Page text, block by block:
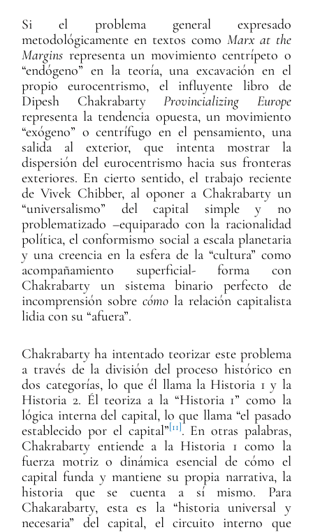
Si el problema general expresado
metodológicamente en textos como Marx at the
Margins representa un movimiento centrípeto o
“endógeno” en la teoría, una excavación en el
propio eurocentrismo, el influyente libro de
Dipesh ChakrabartyProvincializing Europe
representa la tendencia opuesta, un movimiento
“exógeno” o centrífugo en el pensamiento, una
salida al exterior, que intenta mostrar la
dispersión del eurocentrismo hacia sus fronteras
exteriores. En cierto sentido, el trabajo reciente
de Vivek Chibber, al oponer a Chakrabarty un
“universalismo” del capital simple y no
problematizado –equiparado con la racionalidad
política, el conformismo social a escala planetaria
y una creencia en la esfera de la “cultura” como
acompañamiento superficial- forma con
Chakrabarty un sistema binario perfecto de
incomprensión sobrecómo la relación capitalista
lidia con su “afuera”.
Chakrabarty ha intentado teorizar este problema
a través de la división del proceso histórico en
dos categorías, lo que él llama la Historia 1 y la
Historia 2. Él teoriza a la “Historia 1” como la
lógica interna del capital, lo que llama “el pasado
establecido por el capital”[11]. En otras palabras,
Chakrabarty entiende a la Historia 1 como la
fuerza motriz o dinámica esencial de cómo el
capital funda y mantiene su propia narrativa, la
historia que se cuenta a sí mismo. Para
Chakarabarty, esta es la “historia universal y
necesaria” del capital, el circuito interno que